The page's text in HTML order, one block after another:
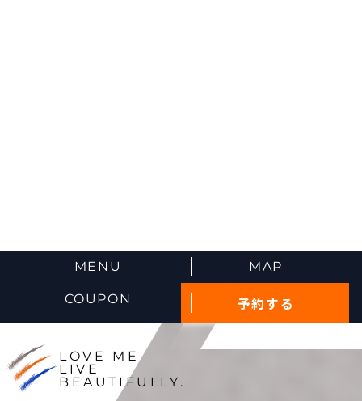
MENU MAP
COUPON 予約する
LOVE ME
LIVE
BEAUTIFULLY.